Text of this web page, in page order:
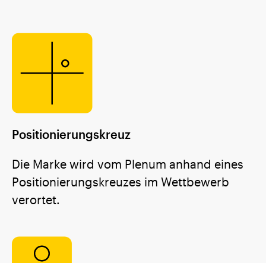
Positionierungskreuz
Die Marke wird vom Plenum anhand eines
Positionierungskreuzes im Wettbewerb
verortet.